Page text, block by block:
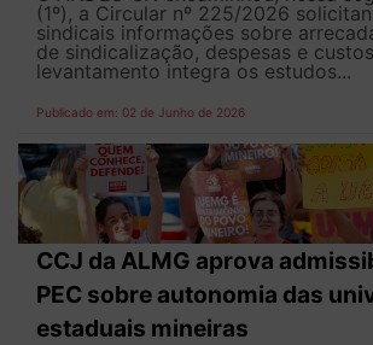
(1º), a Circular nº 225/2026
sindicais informações sobre
de sindicalização, despesas e
levantamento integra os estudos...
Publicado em: 02 de Junho de 2026
CCJ da ALMG aprova
PEC sobre autonomia das
estaduais mineiras